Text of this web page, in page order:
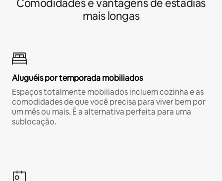
Comodidades e vantagens de estadias
mais longas
Aluguéis por temporada mobiliados
Espaços totalmente mobiliados incluem cozinha e as
comodidades de que você precisa para viver bem por
um mês ou mais. É a alternativa perfeita para uma
sublocação.